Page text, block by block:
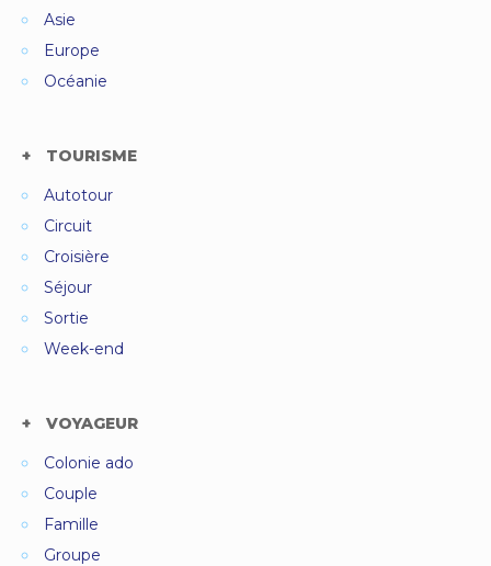
Asie
Europe
Océanie
TOURISME
Autotour
Circuit
Croisière
Séjour
Sortie
Week-end
VOYAGEUR
Colonie ado
Couple
Famille
Groupe